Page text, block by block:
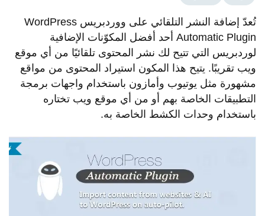
تُعدّ إضافة النشر التلقائي على ووردبريس WordPress
Automatic Plugin أحد أفضل المكوّنات الإضافية
لوردبريس التي تتيح لك نشر المحتوى تلقائيًا من أي موقع
ويب تقريبًا. يتيح هذا المكون استيراد المحتوى من مواقع
مشهورة مثل يوتيوب وأمازون باستخدام واجهات برمجة
التطبيقات الخاصة بهم أو من أي موقع ويب تختاره
باستخدام وحدات الكشط الخاصة به.